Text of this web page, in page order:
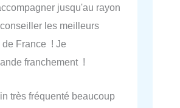
jusqu'au rayon
les meilleurs
de France ! Je
franchement !
très fréquenté beaucoup